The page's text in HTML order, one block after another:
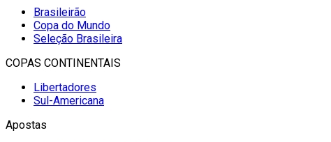
Brasileirão
Copa do Mundo
Seleção Brasileira
COPAS CONTINENTAIS
Libertadores
Sul-Americana
Apostas